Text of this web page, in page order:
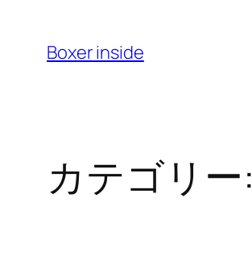
Boxer inside
カテゴリー: